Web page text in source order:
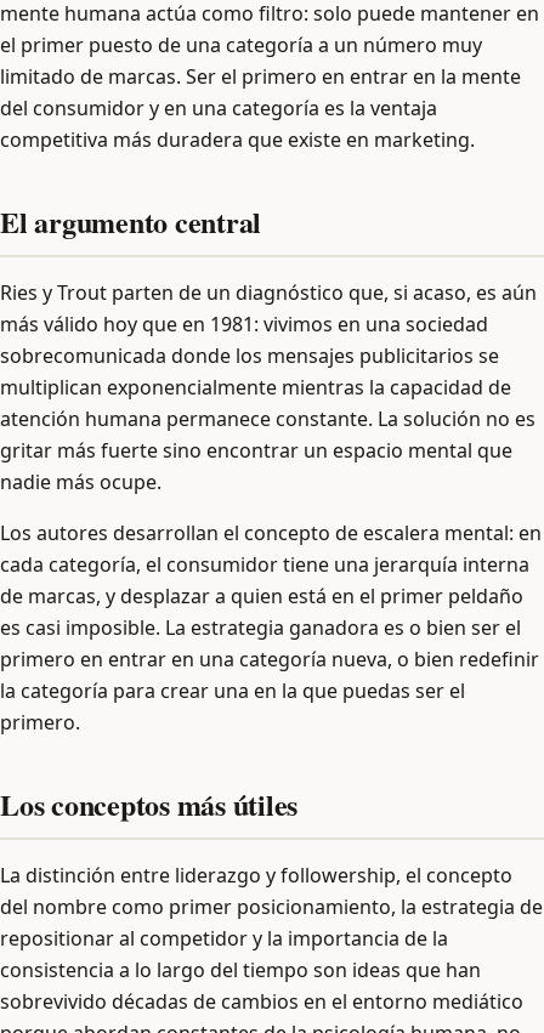
mente humana actúa como filtro: solo puede mantener en
el primer puesto de una categoría a un número muy
limitado de marcas. Ser el primero en entrar en la mente
del consumidor y en una categoría es la ventaja
competitiva más duradera que existe en marketing.
El argumento central
Ries y Trout parten de un diagnóstico que, si acaso, es aún
más válido hoy que en 1981: vivimos en una sociedad
sobrecomunicada donde los mensajes publicitarios se
multiplican exponencialmente mientras la capacidad de
atención humana permanece constante. La solución no es
gritar más fuerte sino encontrar un espacio mental que
nadie más ocupe.
Los autores desarrollan el concepto de escalera mental: en
cada categoría, el consumidor tiene una jerarquía interna
de marcas, y desplazar a quien está en el primer peldaño
es casi imposible. La estrategia ganadora es o bien ser el
primero en entrar en una categoría nueva, o bien redefinir
la categoría para crear una en la que puedas ser el
primero.
Los conceptos más útiles
La distinción entre liderazgo y followership, el concepto
del nombre como primer posicionamiento, la estrategia de
repositionar al competidor y la importancia de la
consistencia a lo largo del tiempo son ideas que han
sobrevivido décadas de cambios en el entorno mediático